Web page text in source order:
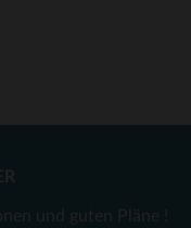
und guten Pläne !